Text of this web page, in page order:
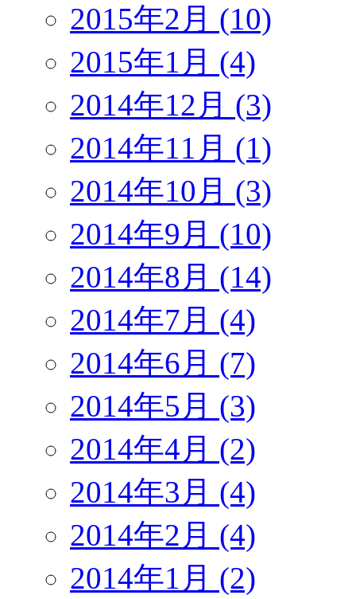
2015年2月 (10)
2015年1月 (4)
2014年12月 (3)
2014年11月 (1)
2014年10月 (3)
2014年9月 (10)
2014年8月 (14)
2014年7月 (4)
2014年6月 (7)
2014年5月 (3)
2014年4月 (2)
2014年3月 (4)
2014年2月 (4)
2014年1月 (2)